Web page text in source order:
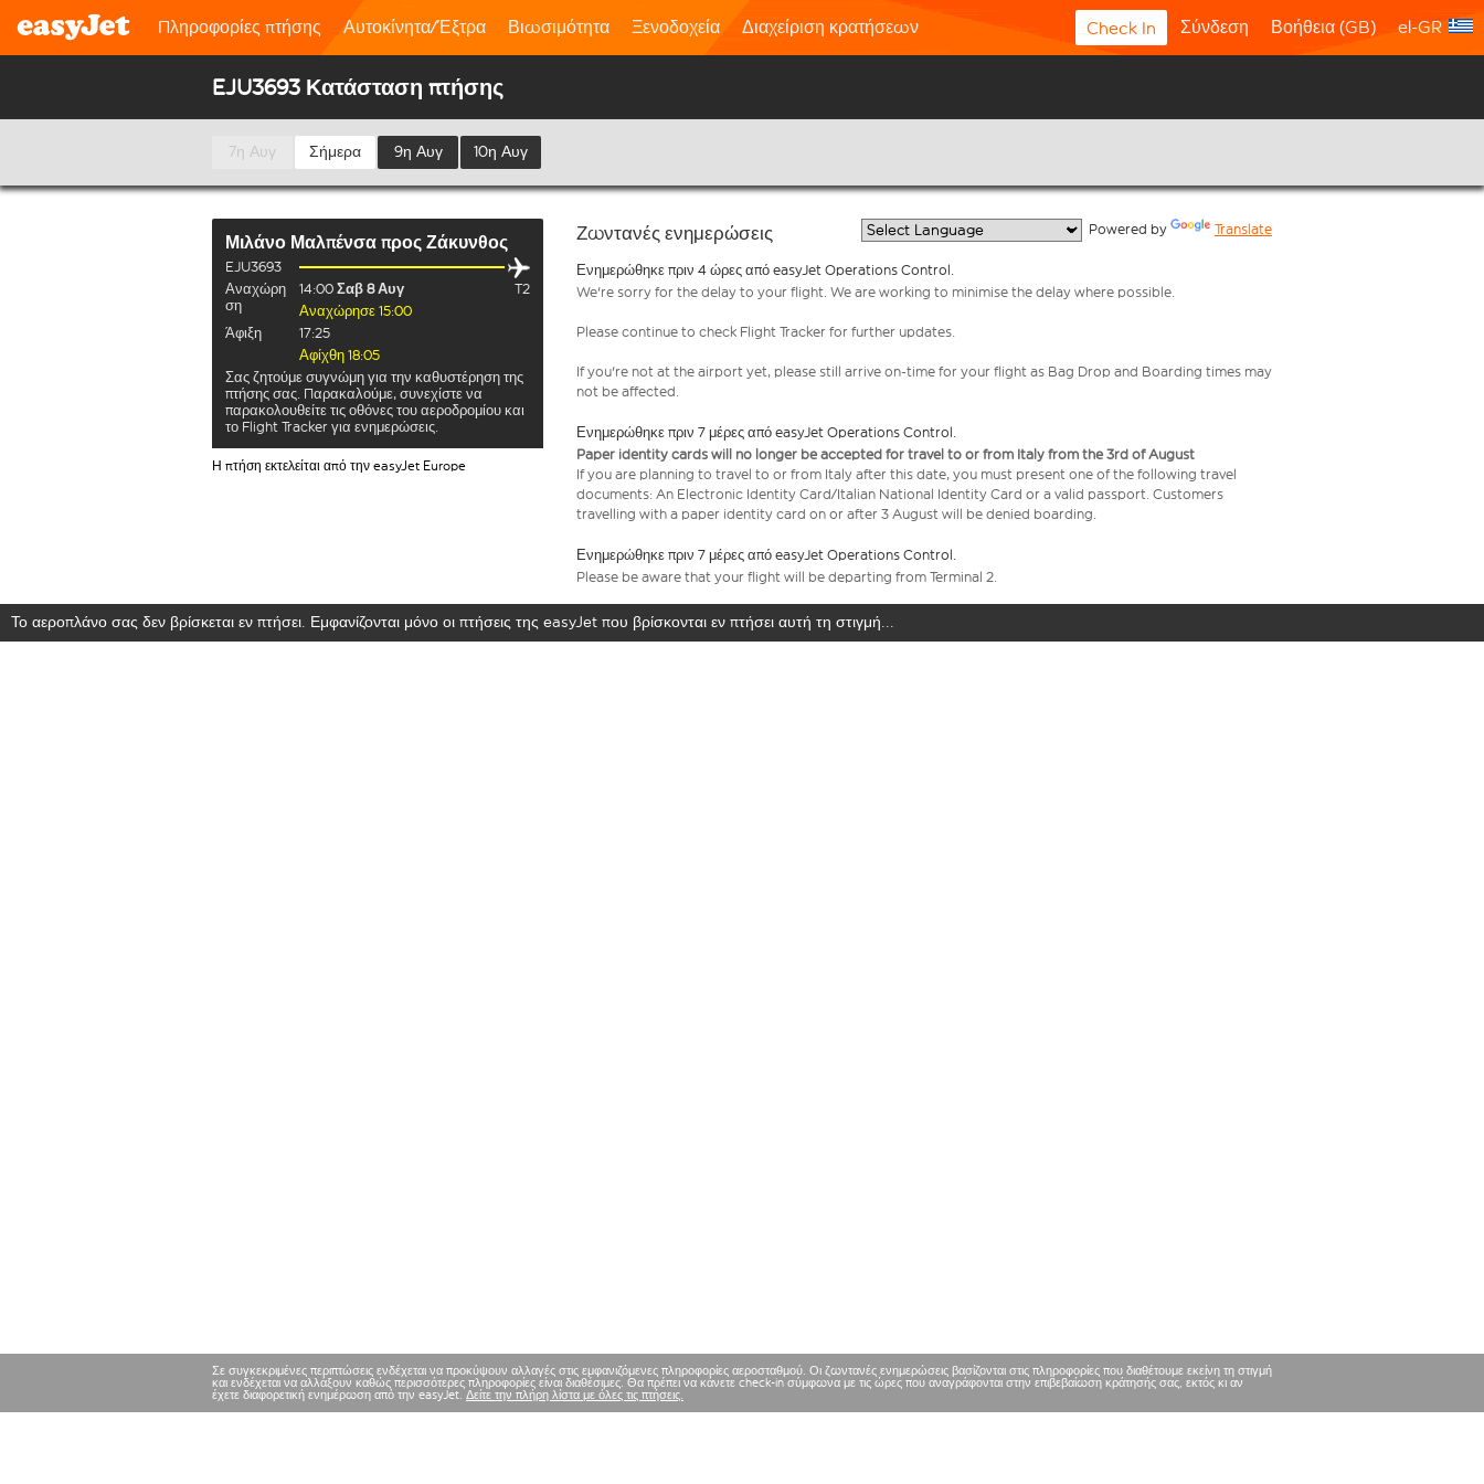
Πληροφορίες πτήσης Αυτοκίνητα/Έξτρα Βιωσιμότητα Ξενοδοχεία Διαχείριση κρατήσεων Check In Σύνδεση Βοήθεια (GB) el-GR
EJU3693 Κατάσταση πτήσης
7η Αυγ Σήμερα 9η Αυγ 10η Αυγ
Μιλάνο Μαλπένσα προς Ζάκυνθος
EJU3693
Αναχώρη
ση
14:00 Σαβ 8 Αυγ
T2
Αναχώρησε 15:00
Άφιξη
17:25
Αφίχθη 18:05
Σας ζητούμε συγνώμη για την καθυστέρηση της
πτήσης σας. Παρακαλούμε, συνεχίστε να
παρακολουθείτε τις οθόνες του αεροδρομίου και
το Flight Tracker για ενημερώσεις.
Η πτήση εκτελείται από την easyJet Europe
Ζωντανές ενημερώσεις Powered by Translate
Ενημερώθηκε πριν 4 ώρες από easyJet Operations Control.
We're sorry for the delay to your flight. We are working to minimise the delay where possible.
Please continue to check Flight Tracker for further updates.
If you're not at the airport yet, please still arrive on-time for your flight as Bag Drop and Boarding times may
not be affected.
Ενημερώθηκε πριν 7 μέρες από easyJet Operations Control.
Paper identity cards will no longer be accepted for travel to or from Italy from the 3rd of August
If you are planning to travel to or from Italy after this date, you must present one of the following travel
documents: An Electronic Identity Card/Italian National Identity Card or a valid passport. Customers
travelling with a paper identity card on or after 3 August will be denied boarding.
Ενημερώθηκε πριν 7 μέρες από easyJet Operations Control.
Please be aware that your flight will be departing from Terminal 2.
Το αεροπλάνο σας δεν βρίσκεται εν πτήσει. Εμφανίζονται μόνο οι πτήσεις της easyJet που βρίσκονται εν πτήσει αυτή τη στιγμή...
Σε συγκεκριμένες περιπτώσεις ενδέχεται να προκύψουν αλλαγές στις εμφανιζόμενες πληροφορίες αεροσταθμού. Οι ζωντανές ενημερώσεις βασίζονται στις πληροφορίες που διαθέτουμε εκείνη τη στιγμή
και ενδέχεται να αλλάξουν καθώς περισσότερες πληροφορίες είναι διαθέσιμες. Θα πρέπει να κάνετε check-in σύμφωνα με τις ώρες που αναγράφονται στην επιβεβαίωση κράτησής σας, εκτός κι αν
έχετε διαφορετική ενημέρωση από την easyJet. Δείτε την πλήρη λίστα με όλες τις πτήσεις.